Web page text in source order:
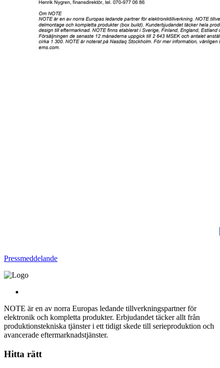
Pressmeddelande
NOTE är en av norra Europas ledande tillverkningspartner för
elektronik och kompletta produkter. Erbjudandet täcker allt från
produktionstekniska tjänster i ett tidigt skede till serieproduktion och
avancerade eftermarknadstjänster.
Hitta rätt